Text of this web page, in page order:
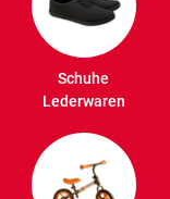
Schuhe
Lederwaren